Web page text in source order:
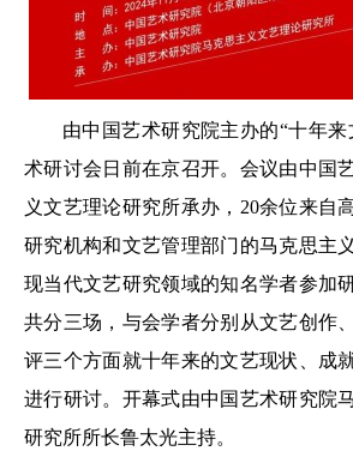
由中国艺术研究院主办的“十年
术研讨会日前在京召开。会议由中国
义文艺理论研究所承办，20余位来自
研究机构和文艺管理部门的马克思主
现当代文艺研究领域的知名学者参加
共分三场，与会学者分别从文艺创作
评三个方面就十年来的文艺现状、成
进行研讨。开幕式由中国艺术研究院
研究所所长鲁太光主持。